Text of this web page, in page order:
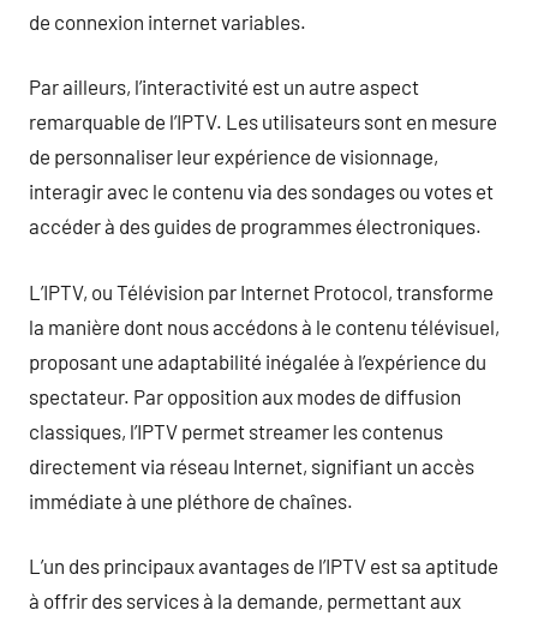
de connexion internet variables.
Par ailleurs, l’interactivité est un autre aspect
remarquable de l’IPTV. Les utilisateurs sont en mesure
de personnaliser leur expérience de visionnage,
interagir avec le contenu via des sondages ou votes et
accéder à des guides de programmes électroniques.
L’IPTV, ou Télévision par Internet Protocol, transforme
la manière dont nous accédons à le contenu télévisuel,
proposant une adaptabilité inégalée à l’expérience du
spectateur. Par opposition aux modes de diffusion
classiques, l’IPTV permet streamer les contenus
directement via réseau Internet, signifiant un accès
immédiate à une pléthore de chaînes.
L’un des principaux avantages de l’IPTV est sa aptitude
à offrir des services à la demande, permettant aux